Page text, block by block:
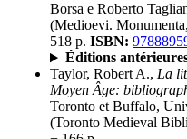
Borsa e Roberto
(Medioevi.
518 p. ISBN:
Éditions
Taylor, Robert A., La
Moyen Âge:
Toronto et Buffalo,
(Toronto Medieval